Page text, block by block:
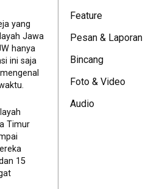
yang
Jawa
hanya
ini saja
Timur
15
Feature
Pesan & Laporan
Bincang
Foto & Video
Audio